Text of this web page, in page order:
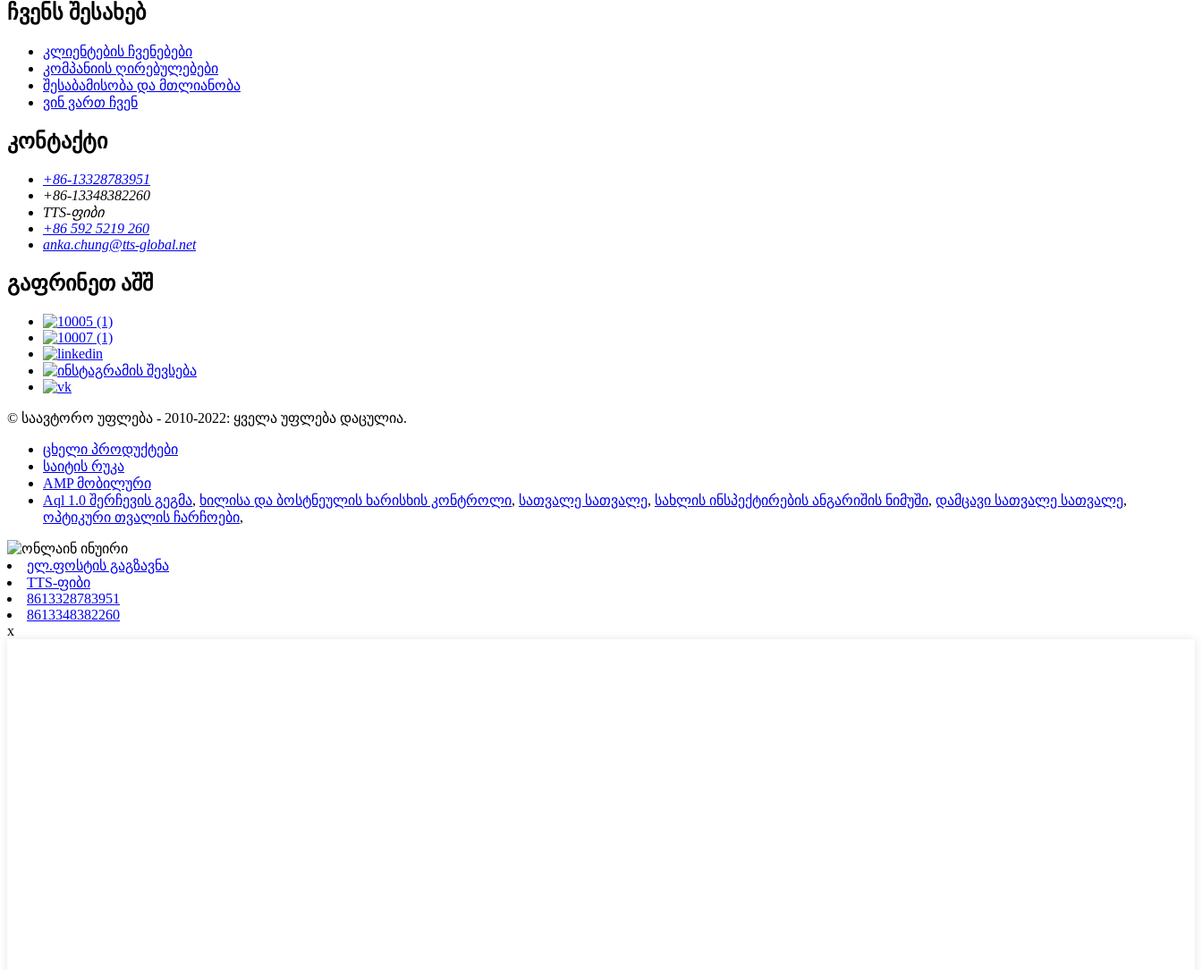
ჩვენს შესახებ
კლიენტების ჩვენებები
კომპანიის ღირებულებები
შესაბამისობა და მთლიანობა
ვინ ვართ ჩვენ
კონტაქტი
+86-13328783951
+86-13348382260
TTS-ფიბი
+86 592 5219 260
anka.chung@tts-global.net
გაფრინეთ აშშ
© საავტორო უფლება - 2010-2022: ყველა უფლება დაცულია.
ცხელი პროდუქტები
საიტის რუკა
AMP მობილური
Aql 1.0 შერჩევის გეგმა, ხილისა და ბოსტნეულის ხარისხის კონტროლი, სათვალე სათვალე, სახლის ინსპექტირების ანგარიშის ნიმუში, დამცავი სათვალე სათვალე,
ოპტიკური თვალის ჩარჩოები,
ელ.ფოსტის გაგზავნა
TTS-ფიბი
8613328783951
8613348382260
x